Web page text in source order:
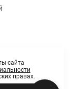
правах.
сайта